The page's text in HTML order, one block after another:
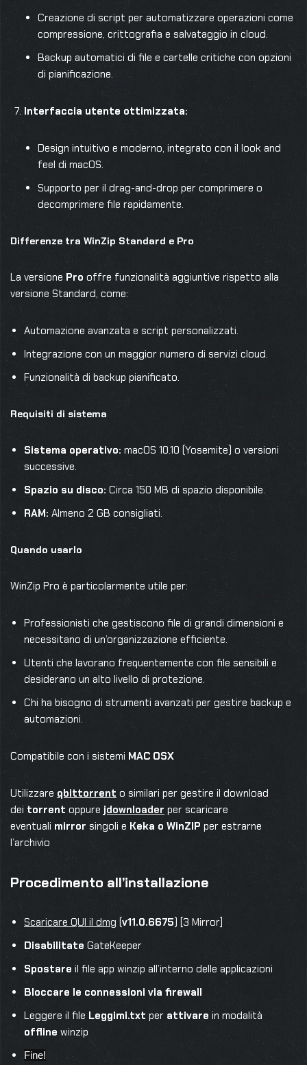
Creazione di script per automatizzare operazioni come
compressione, crittografia e salvataggio in cloud.
Backup automatici di file e cartelle critiche con opzioni
di pianificazione.
Interfaccia utente ottimizzata:
Design intuitivo e moderno, integrato con il look and
feel di macOS.
Supporto per il drag-and-drop per comprimere o
decomprimere file rapidamente.
Differenze tra WinZip Standard e Pro
La versione Pro offre funzionalità aggiuntive rispetto alla
versione Standard, come:
Automazione avanzata e script personalizzati.
Integrazione con un maggior numero di servizi cloud.
Funzionalità di backup pianificato.
Requisiti di sistema
Sistema operativo: macOS 10.10 (Yosemite) o versioni
successive.
Spazio su disco: Circa 150 MB di spazio disponibile.
RAM: Almeno 2 GB consigliati.
Quando usarlo
WinZip Pro è particolarmente utile per:
Professionisti che gestiscono file di grandi dimensioni e
necessitano di un’organizzazione efficiente.
Utenti che lavorano frequentemente con file sensibili e
desiderano un alto livello di protezione.
Chi ha bisogno di strumenti avanzati per gestire backup e
automazioni.
Compatibile con i sistemi MAC OSX
Utilizzare qbittorrent o similari per gestire il download
dei torrent oppure jdownloader per scaricare
eventuali mirror singoli e Keka o WinZIP per estrarne
l’archivio
Procedimento all’installazione
Scaricare QUI il dmg (v11.0.6675) [3 Mirror]
Disabilitate GateKeeper
Spostare il file app winzip all’interno delle applicazioni
Bloccare le connessioni via firewall
Leggere il file Leggimi.txt per attivare in modalità
offline winzip
Fine!